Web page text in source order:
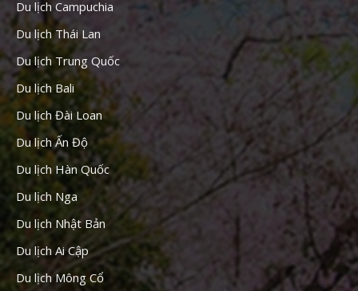
Du lịch Campuchia
Du lịch Thái Lan
Du lịch Trung Quốc
Du lịch Bali
Du lịch Đài Loan
Du lịch Ấn Độ
Du lịch Hàn Quốc
Du lịch Nga
Du lịch Nhật Bản
Du lịch Ai Cập
Du lịch Mông Cổ